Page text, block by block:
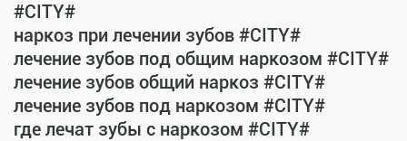
#CITY#
наркоз при лечении зубов #CITY#
лечение зубов под общим наркозом #CITY#
лечение зубов общий наркоз #CITY#
лечение зубов под наркозом #CITY#
где лечат зубы с наркозом #CITY#